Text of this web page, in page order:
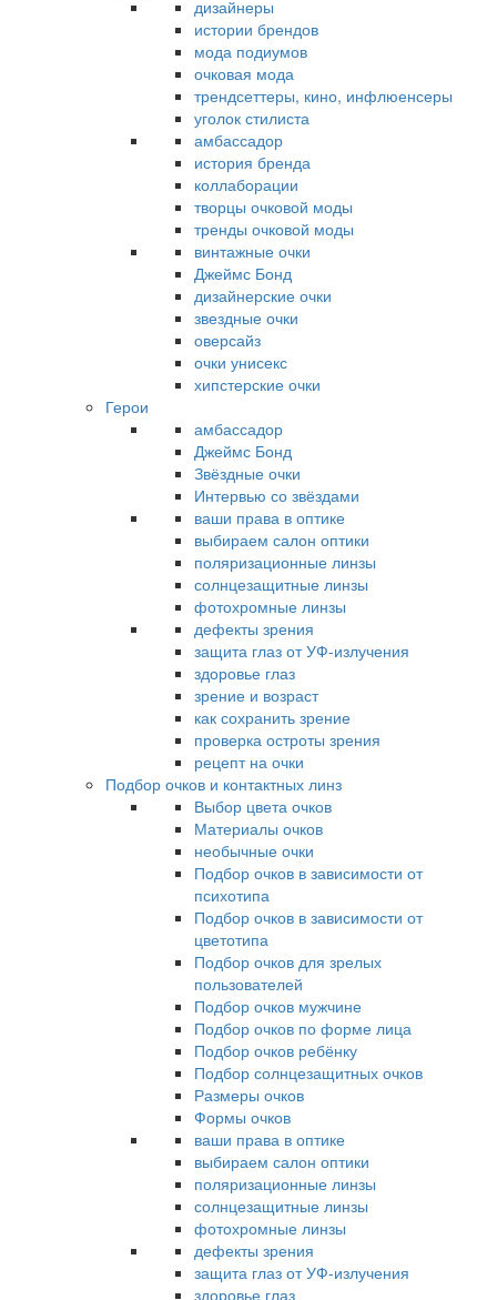
дизайнеры
истории брендов
мода подиумов
очковая мода
трендсеттеры, кино, инфлюенсеры
уголок стилиста
амбассадор
история бренда
коллаборации
творцы очковой моды
тренды очковой моды
винтажные очки
Джеймс Бонд
дизайнерские очки
звездные очки
оверсайз
очки унисекс
хипстерские очки
Герои
амбассадор
Джеймс Бонд
Звёздные очки
Интервью со звёздами
ваши права в оптике
выбираем салон оптики
поляризационные линзы
солнцезащитные линзы
фотохромные линзы
дефекты зрения
защита глаз от УФ-излучения
здоровье глаз
зрение и возраст
как сохранить зрение
проверка остроты зрения
рецепт на очки
Подбор очков и контактных линз
Выбор цвета очков
Материалы очков
необычные очки
Подбор очков в зависимости от
психотипа
Подбор очков в зависимости от
цветотипа
Подбор очков для зрелых
пользователей
Подбор очков мужчине
Подбор очков по форме лица
Подбор очков ребёнку
Подбор солнцезащитных очков
Размеры очков
Формы очков
ваши права в оптике
выбираем салон оптики
поляризационные линзы
солнцезащитные линзы
фотохромные линзы
дефекты зрения
защита глаз от УФ-излучения
здоровье глаз